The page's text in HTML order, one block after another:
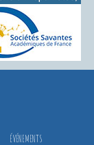
ÉVÉNEMENTS